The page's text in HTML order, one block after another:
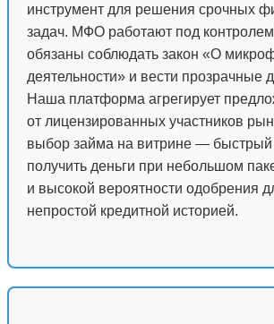
инструмент для решения срочных
задач. МФО работают под
обязаны соблюдать закон «О
деятельности» и вести прозрачные
Наша платформа агрегирует
от лицензированных участников
выбор займа на витрине — быстрый
получить деньги при небольшом
и высокой вероятности одобрения
непростой кредитной историей.